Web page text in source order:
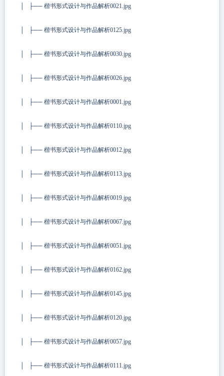
│ ├── 楷书形式设计与作品解析0021.jpg
│ ├── 楷书形式设计与作品解析0125.jpg
│ ├── 楷书形式设计与作品解析0030.jpg
│ ├── 楷书形式设计与作品解析0026.jpg
│ ├── 楷书形式设计与作品解析0001.jpg
│ ├── 楷书形式设计与作品解析0110.jpg
│ ├── 楷书形式设计与作品解析0012.jpg
│ ├── 楷书形式设计与作品解析0113.jpg
│ ├── 楷书形式设计与作品解析0019.jpg
│ ├── 楷书形式设计与作品解析0067.jpg
│ ├── 楷书形式设计与作品解析0051.jpg
│ ├── 楷书形式设计与作品解析0162.jpg
│ ├── 楷书形式设计与作品解析0145.jpg
│ ├── 楷书形式设计与作品解析0120.jpg
│ ├── 楷书形式设计与作品解析0057.jpg
│ ├── 楷书形式设计与作品解析0111.jpg